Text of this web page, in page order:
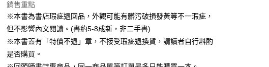
銷售重點
※本書為書店瑕疵退回品，外觀可能有髒污破損發黃等不一瑕疵，
但不影響內文閱讀。(書約5-8成新，非二手書)
※本書蓋有「特價不退」章，不接受瑕疵退換貨，請讀者自行斟酌
是否購買。